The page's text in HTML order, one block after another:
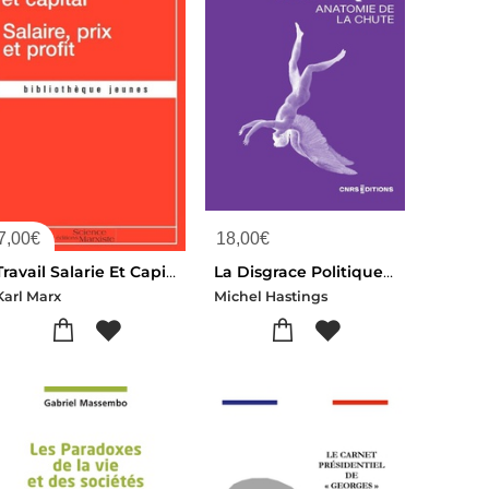
€
Travail Salarie Et Capital ; Salaire, Prix Et Profit
Marx
18,00€
La Disgrace Politique : Anatomie De La Chute
Michel Hastings